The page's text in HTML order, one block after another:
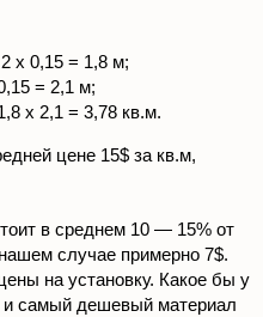
х 0,15 = 1,8 м;
= 2,1 м;
х 2,1 = 3,78 кв.м.
цене 15$ за кв.м,
в среднем 10 — 15% от
случае примерно 7$.
на установку. Какое бы у
самый дешевый материал